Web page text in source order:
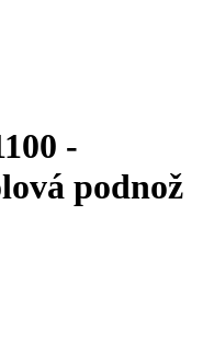
-
podnož